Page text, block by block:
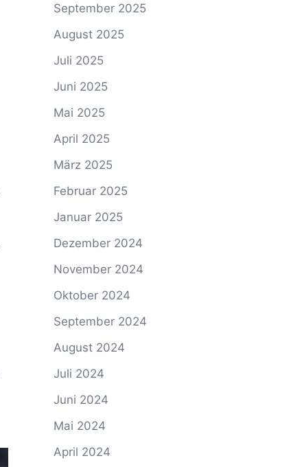
September 2025
August 2025
Juli 2025
Juni 2025
Mai 2025
April 2025
März 2025
Februar 2025
Januar 2025
Dezember 2024
November 2024
Oktober 2024
September 2024
August 2024
Juli 2024
Juni 2024
Mai 2024
April 2024